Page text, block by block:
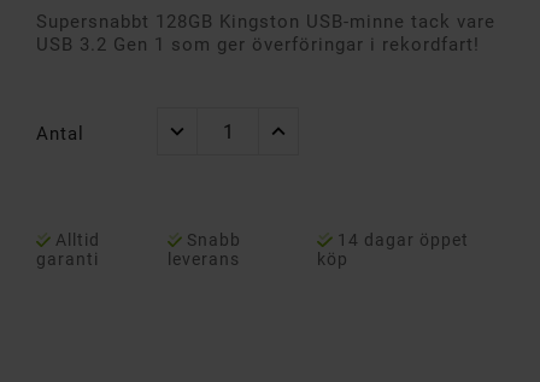
Supersnabbt 128GB Kingston USB-minne tack vare
USB 3.2 Gen 1 som ger överföringar i rekordfart!
Antal
Alltid
garanti
Snabb
leverans
14 dagar öppet
köp